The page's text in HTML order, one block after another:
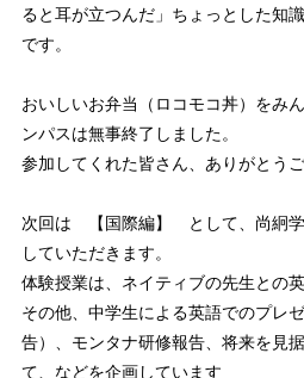
ると耳が立つんだ」ちょっとした知
です。
おいしいお弁当（ロコモコ丼）をみ
ンパスは無事終了しました。
参加してくれた皆さん、ありがとう
次回は 【国際編】 として、尚絅
していただきます。
体験授業は、ネイティブの先生との
その他、中学生による英語でのプレ
告）、モンタナ研修報告、将来を見
て、などを企画しています